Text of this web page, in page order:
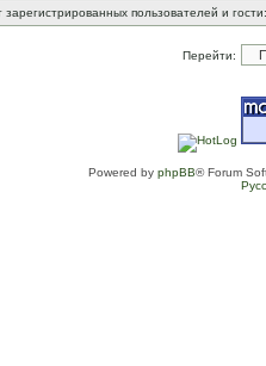
пользователей и
Перейти:
Powered by phpBB® Forum